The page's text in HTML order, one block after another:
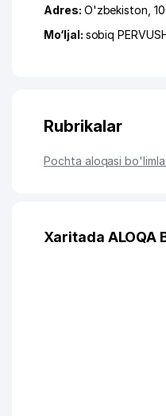
Adres: O'zbekiston,
Mo‘ljal: sobiq
Rubrikalar
Pochta aloqasi
Xaritada